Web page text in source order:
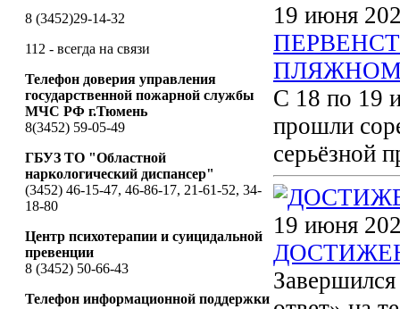
8 (3452)29-14-32
112 - всегда на связи
Телефон доверия управления
государственной пожарной службы
МЧС РФ г.Тюмень
8(3452) 59-05-49
ГБУЗ ТО "Областной
наркологический диспансер"
(3452) 46-15-47, 46-86-17, 21-61-52, 34-
18-80
Центр психотерапии и суицидальной
превенции
8 (3452) 50-66-43
Телефон информационной поддержки
19 июня
ПЛЯЖНОМУ
С 18 по 19
прошли
серьёзной
19 июня